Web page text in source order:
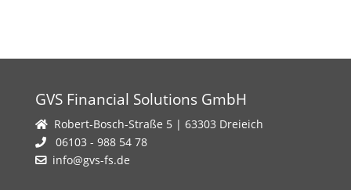
GVS Financial Solutions GmbH
Robert-Bosch-Straße 5 | 63303 Dreieich
06103 - 988 54 78
info@gvs-fs.de